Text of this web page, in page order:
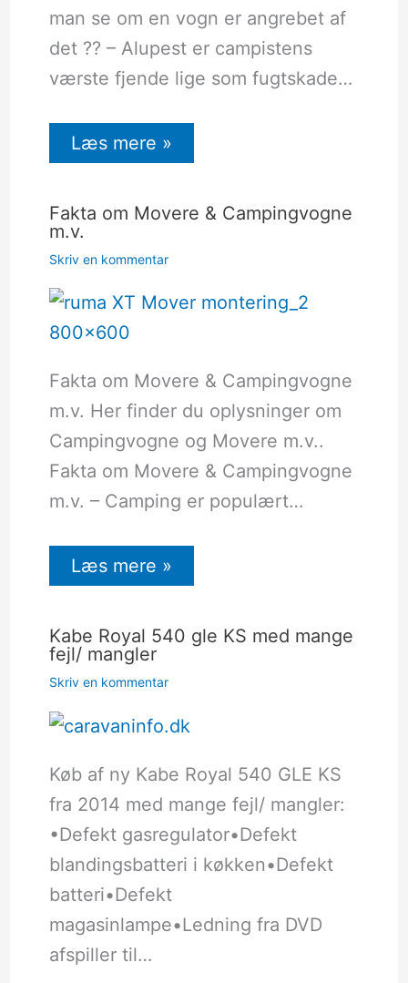
man se om en vogn er angrebet af
det ?? – Alupest er campistens
værste fjende lige som fugtskade…
Læs mere »
Fakta om Movere & Campingvogne
m.v.
Skriv en kommentar
Fakta om Movere & Campingvogne
m.v. Her finder du oplysninger om
Campingvogne og Movere m.v..
Fakta om Movere & Campingvogne
m.v. – Camping er populært…
Læs mere »
Kabe Royal 540 gle KS med mange
fejl/ mangler
Skriv en kommentar
Køb af ny Kabe Royal 540 GLE KS
fra 2014 med mange fejl/ mangler:
•Defekt gasregulator•Defekt
blandingsbatteri i køkken•Defekt
batteri•Defekt
magasinlampe•Ledning fra DVD
afspiller til…